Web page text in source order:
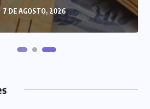
7 DE AGOSTO, 2026